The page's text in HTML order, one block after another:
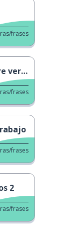
frases
frases
frases
2
frases